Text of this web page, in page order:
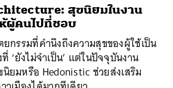
สุขนิยมในงาน
ผู้คนไปที่ชอบ
กรรมที่คำนึงถึงความสุขของผู้ใช้เป็น
‘ยังไม่จำเป็น’ แต่ในปัจจุบันงาน
ยมหรือ Hedonistic ช่วยส่งเสริม